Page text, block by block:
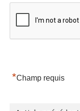
*Champ requis